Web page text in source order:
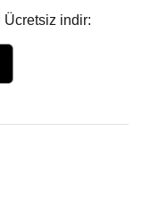
Ücretsiz indir: